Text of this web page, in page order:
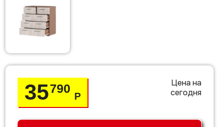
35790
Р
Цена на
сегодня